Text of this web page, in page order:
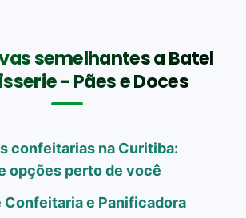
semelhantes a Batel
- Pães e Doces
confeitarias na Curitiba:
opções perto de você
Confeitaria e Panificadora